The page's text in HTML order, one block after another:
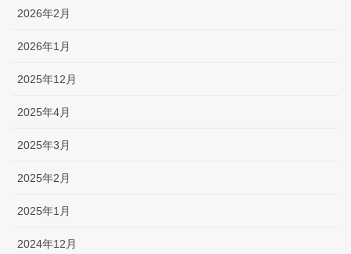
2026年2月
2026年1月
2025年12月
2025年4月
2025年3月
2025年2月
2025年1月
2024年12月